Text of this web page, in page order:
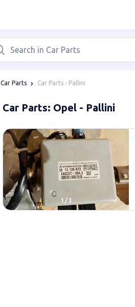
Car Parts Car Parts - Pallini
Car Parts: Opel - Pallini
1 /3